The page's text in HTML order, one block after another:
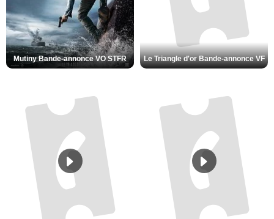
Mutiny Bande-annonce VO STFR Le Triangle d'or Bande-annonce VF